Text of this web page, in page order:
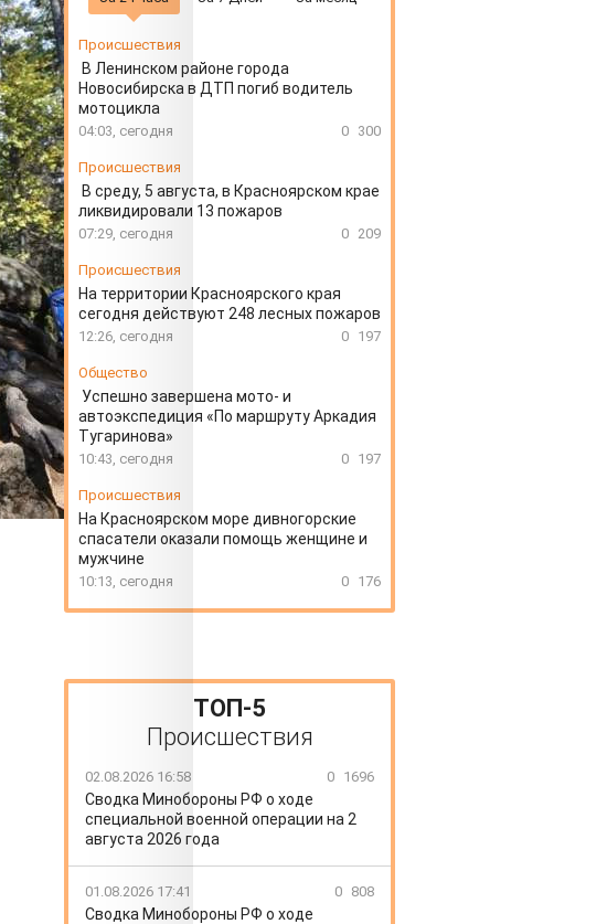
Происшествия
В Ленинском районе города
Новосибирска в ДТП погиб водитель
мотоцикла
04:03, сегодня 0 300
Происшествия
В среду, 5 августа, в Красноярском крае
ликвидировали 13 пожаров
07:29, сегодня 0 209
Происшествия
На территории Красноярского края
сегодня действуют 248 лесных пожаров
12:26, сегодня 0 197
Общество
Успешно завершена мото- и
автоэкспедиция «По маршруту Аркадия
Тугаринова»
10:43, сегодня 0 197
Происшествия
На Красноярском море дивногорские
спасатели оказали помощь женщине и
мужчине
10:13, сегодня 0 176
ТОП-5
Происшествия
02.08.2026 16:58 0 1696
Сводка Минобороны РФ о ходе
специальной военной операции на 2
августа 2026 года
01.08.2026 17:41 0 808
Сводка Минобороны РФ о ходе